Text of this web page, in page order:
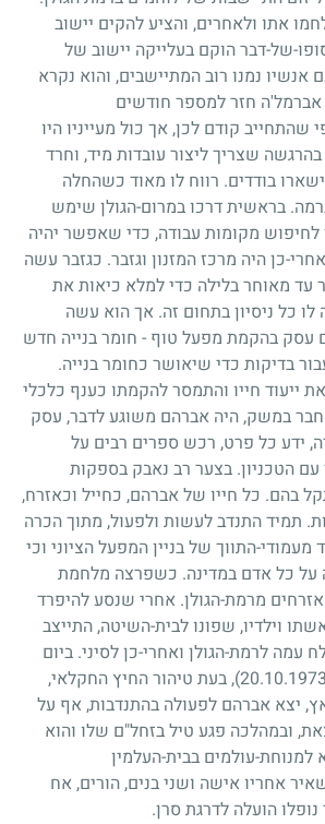
אתו ולאחרים, והציע להקים יישוב
של-דבר הוקם בעלייקה יישוב של
נמנו רוב המתיישבים, והוא נקרא
אברמל'ה חזר למספר חודשים
שהתחייב קודם לכן, אך כול מעייניו היו
בהרגשה שצריך ליצור עובדות מיד, וחרד
בודדים. רווח לו מאוד כשהחלה
בראשית דרכו במרום-הגולן שימש
מקומות עבודה, כדי שאפשר יהיה
כן היה מרכז המזנון וגזבר. כגזבר עשה
עד מאוחר בלילה כדי למלא כיאות את
כל ניסיון בתחום זה. אך הוא עשה
עסק בהקמת מפעל טוף - חומר בנייה חדש
בדיקות כדי שיאושר כחומר בנייה.
ייעוד חייו והתמסר להקמתו כענף כלכלי
במשק, היה אברהם משוגע לדבר, עסק
ידע כל פרט, רכש ספרים רבים על
הטכניון. בצער רב נאבק בספקות
בהם. כל חייו של אברהם, כחייל וכאזרח,
תמיד התנדב לעשות ולפעול, מתוך הכרה
התווך של בניין המפעל הציוני וכי
על כל אדם במדינה. כשפרצה מלחמת
מרמת-הגולן. אחרי שנסע להיפרד
וילדיו, שפונו לבית-השיטה, התייצב
עמה לרמת-הגולן ואחרי-כן לסיני. ביום
, בעת טיהור החיץ החקלאי,
יצא אברהם לפעולה בהתנדבות, אף על
ובמהלכה פגע טיל בזחל"ם שלו והוא
למנוחת-עולמים בבית-העלמין
אחריו אישה ושני בנים, הורים, אח
הועלה לדרגת סרן.